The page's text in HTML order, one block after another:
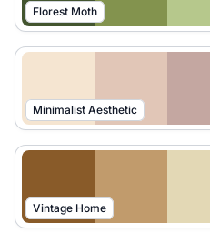
Florest Moth
Minimalist Aesthetic
Vintage Home